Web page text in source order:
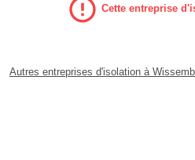
Cette entreprise
Autres entreprises d'isolation à